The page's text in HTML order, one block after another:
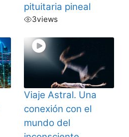
pituitaria pineal
3views
Viaje Astral. Una
conexión con el
mundo del